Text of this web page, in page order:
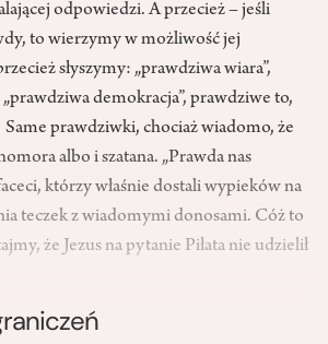
odpowiedzi. A przecież – jeśli
to wierzymy w możliwość jej
słyszymy: „prawdziwa wiara”,
demokracja”, prawdziwe to,
prawdziwki, chociaż wiadomo, że
albo i szatana. „Prawda nas
którzy właśnie dostali wypieków na
teczek z wiadomymi donosami. Cóż to
że Jezus na pytanie Piłata nie udzielił